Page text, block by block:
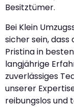
Besitztümer.
Bei Klein
sicher sein, dass
Pristina in
langjährige
zuverlässiges
unserer
reibungslos und